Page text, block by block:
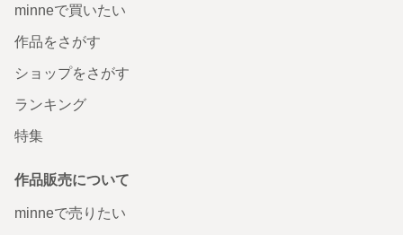
minneで買いたい
作品をさがす
ショップをさがす
ランキング
特集
作品販売について
minneで売りたい